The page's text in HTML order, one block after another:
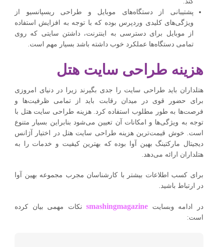
پشتیبانی از دستگاه‌های موبایل و طراحی ریسپانسیو از
ویژگی‌های کلیدی وردپرس بوده که با توجه به افزایش استفاده
از موبایل‌ برای دسترسی به اینترنت، داشتن سایتی که روی
تمامی دستگاه‌ها عملکرد خوب داشته باشد بسیار مهم است.
هزینه طراحی سایت هتل
هتلداران باید طراحی سایت را جدی بگیرند زیرا در دنیای امروزی
برای حضور قوی در میدان رقابت باید از تمامی ظرفیت‌ها و
فرصت‌ها به طور مطلوب استفاده کرد. هزینه طراحی سایت هتل با
توجه به ویژگی‌ها و امکانات آن تعیین می‌شود بنابراین بسیار متنوع
است. خوش قیمت‌ترین هزینه طراحی سایت هتل در اختیار آژانس
دیجیتال مارکتینگ بهین آوا بوده که بهترین کیفیت و خدمات را به
هتلداران ارائه می‌دهد.
برای کسب اطلاعات بیشتر با کارشناسان مجرب مجموعه بهین آوا
در ارتباط باشید.
در ادامه وبسایت smashingmagazineنکات مهمی بیان کرده
است: